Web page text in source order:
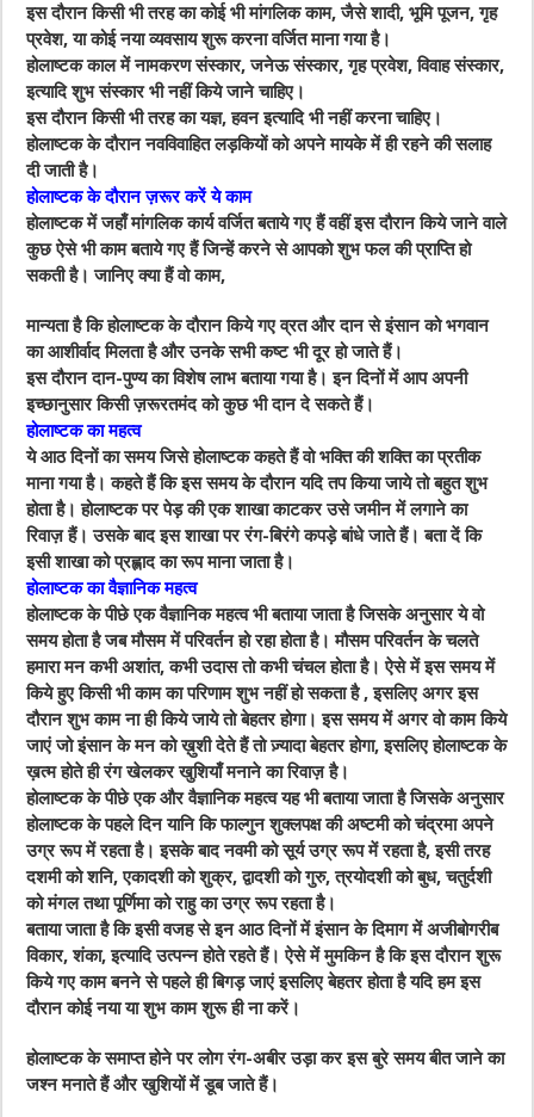
इस दौरान किसी भी तरह का कोई भी मांगलिक काम, जैसे शादी, भूमि पूजन, गृह
प्रवेश, या कोई नया व्यवसाय शुरू करना वर्जित माना गया है।
होलाष्टक काल में नामकरण संस्कार, जनेऊ संस्कार, गृह प्रवेश, विवाह संस्कार,
इत्यादि शुभ संस्कार भी नहीं किये जाने चाहिए।
इस दौरान किसी भी तरह का यज्ञ, हवन इत्यादि भी नहीं करना चाहिए।
होलाष्टक के दौरान नवविवाहित लड़कियों को अपने मायके में ही रहने की सलाह
दी जाती है।
होलाष्टक के दौरान ज़रूर करें ये काम
होलाष्टक में जहाँ मांगलिक कार्य वर्जित बताये गए हैं वहीं इस दौरान किये जाने वाले
कुछ ऐसे भी काम बताये गए हैं जिन्हें करने से आपको शुभ फल की प्राप्ति हो
सकती है। जानिए क्या हैं वो काम,
मान्यता है कि होलाष्टक के दौरान किये गए व्रत और दान से इंसान को भगवान
का आशीर्वाद मिलता है और उनके सभी कष्ट भी दूर हो जाते हैं।
इस दौरान दान-पुण्य का विशेष लाभ बताया गया है। इन दिनों में आप अपनी
इच्छानुसार किसी ज़रूरतमंद को कुछ भी दान दे सकते हैं।
होलाष्टक का महत्व
ये आठ दिनों का समय जिसे होलाष्टक कहते हैं वो भक्ति की शक्ति का प्रतीक
माना गया है। कहते हैं कि इस समय के दौरान यदि तप किया जाये तो बहुत शुभ
होता है। होलाष्टक पर पेड़ की एक शाखा काटकर उसे जमीन में लगाने का
रिवाज़ हैं। उसके बाद इस शाखा पर रंग-बिरंगे कपड़े बांधे जाते हैं। बता दें कि
इसी शाखा को प्रह्लाद का रूप माना जाता है।
होलाष्टक का वैज्ञानिक महत्व
होलाष्टक के पीछे एक वैज्ञानिक महत्व भी बताया जाता है जिसके अनुसार ये वो
समय होता है जब मौसम में परिवर्तन हो रहा होता है। मौसम परिवर्तन के चलते
हमारा मन कभी अशांत, कभी उदास तो कभी चंचल होता है। ऐसे में इस समय में
किये हुए किसी भी काम का परिणाम शुभ नहीं हो सकता है , इसलिए अगर इस
दौरान शुभ काम ना ही किये जाये तो बेहतर होगा। इस समय में अगर वो काम किये
जाएं जो इंसान के मन को ख़ुशी देते हैं तो ज़्यादा बेहतर होगा, इसलिए होलाष्टक के
ख़त्म होते ही रंग खेलकर खुशियाँ मनाने का रिवाज़ है।
होलाष्टक के पीछे एक और वैज्ञानिक महत्व यह भी बताया जाता है जिसके अनुसार
होलाष्टक के पहले दिन यानि कि फाल्गुन शुक्लपक्ष की अष्टमी को चंद्रमा अपने
उग्र रूप में रहता है। इसके बाद नवमी को सूर्य उग्र रूप में रहता है, इसी तरह
दशमी को शनि, एकादशी को शुक्र, द्वादशी को गुरु, त्रयोदशी को बुध, चतुर्दशी
को मंगल तथा पूर्णिमा को राहु का उग्र रूप रहता है।
बताया जाता है कि इसी वजह से इन आठ दिनों में इंसान के दिमाग में अजीबोगरीब
विकार, शंका, इत्यादि उत्पन्न होते रहते हैं। ऐसे में मुमकिन है कि इस दौरान शुरू
किये गए काम बनने से पहले ही बिगड़ जाएं इसलिए बेहतर होता है यदि हम इस
दौरान कोई नया या शुभ काम शुरू ही ना करें।
होलाष्टक के समाप्त होने पर लोग रंग-अबीर उड़ा कर इस बुरे समय बीत जाने का
जश्न मनाते हैं और खुशियों में डूब जाते हैं।